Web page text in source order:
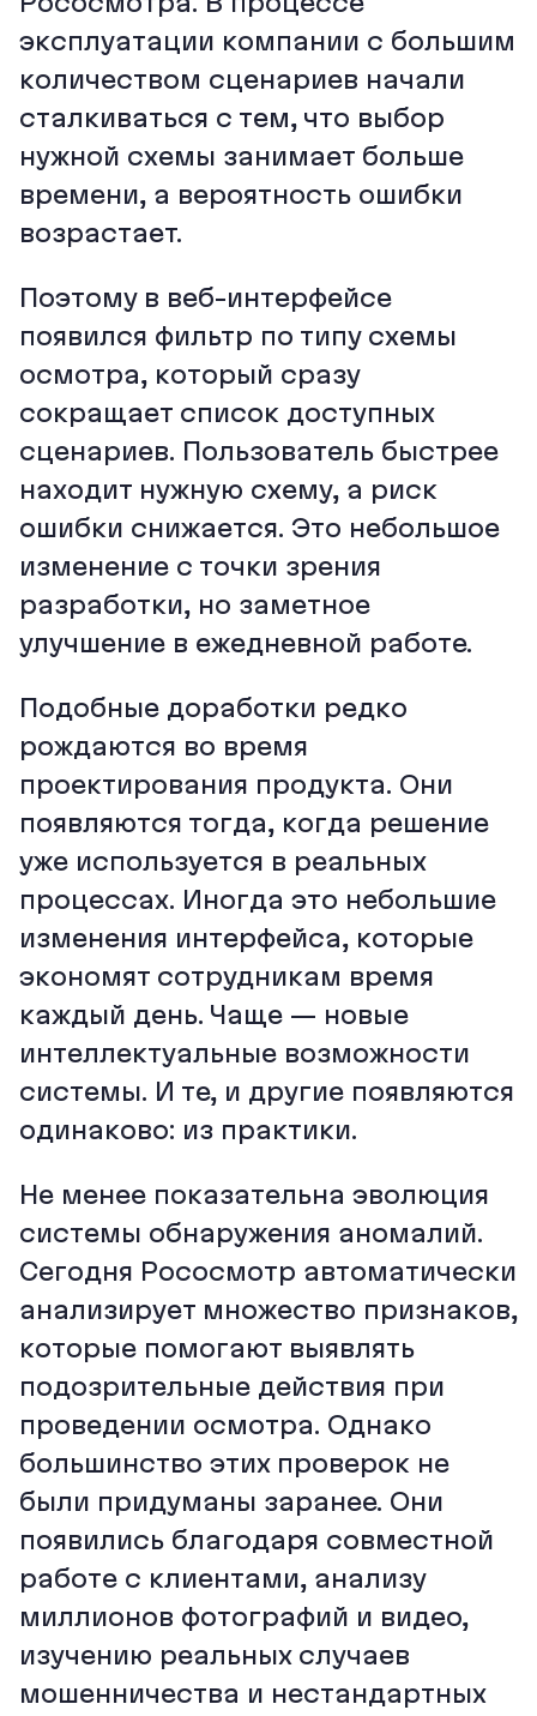
эксплуатации компании с большим
количеством сценариев начали
сталкиваться с тем, что выбор
нужной схемы занимает больше
времени, а вероятность ошибки
возрастает.
Поэтому в веб-интерфейсе
появился фильтр по типу схемы
осмотра, который сразу
сокращает список доступных
сценариев. Пользователь быстрее
находит нужную схему, а риск
ошибки снижается. Это небольшое
изменение с точки зрения
разработки, но заметное
улучшение в ежедневной работе.
Подобные доработки редко
рождаются во время
проектирования продукта. Они
появляются тогда, когда решение
уже используется в реальных
процессах. Иногда это небольшие
изменения интерфейса, которые
экономят сотрудникам время
каждый день. Чаще — новые
интеллектуальные возможности
системы. И те, и другие появляются
одинаково: из практики.
Не менее показательна эволюция
системы обнаружения аномалий.
Сегодня Рососмотр автоматически
анализирует множество признаков,
которые помогают выявлять
подозрительные действия при
проведении осмотра. Однако
большинство этих проверок не
были придуманы заранее. Они
появились благодаря совместной
работе с клиентами, анализу
миллионов фотографий и видео,
изучению реальных случаев
мошенничества и нестандартных